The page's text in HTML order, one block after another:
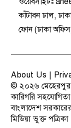
কাঁটাবন ঢাল,
ফোন(ঢাকা
About Us
© ২০২৬ মেহেরপুর
কারিগরি
বাংলাদেশ
মিডিয়া ভুক্ত পত্রিকা